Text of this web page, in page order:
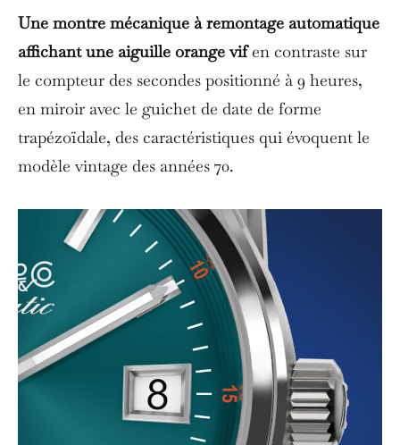
Une montre mécanique à remontage automatique
affichant une aiguille orange vifen contraste sur
le compteur des secondes positionné à 9 heures,
en miroir avec le guichet de date de forme
trapézoïdale, des caractéristiques qui évoquent le
modèle vintage des années 70.